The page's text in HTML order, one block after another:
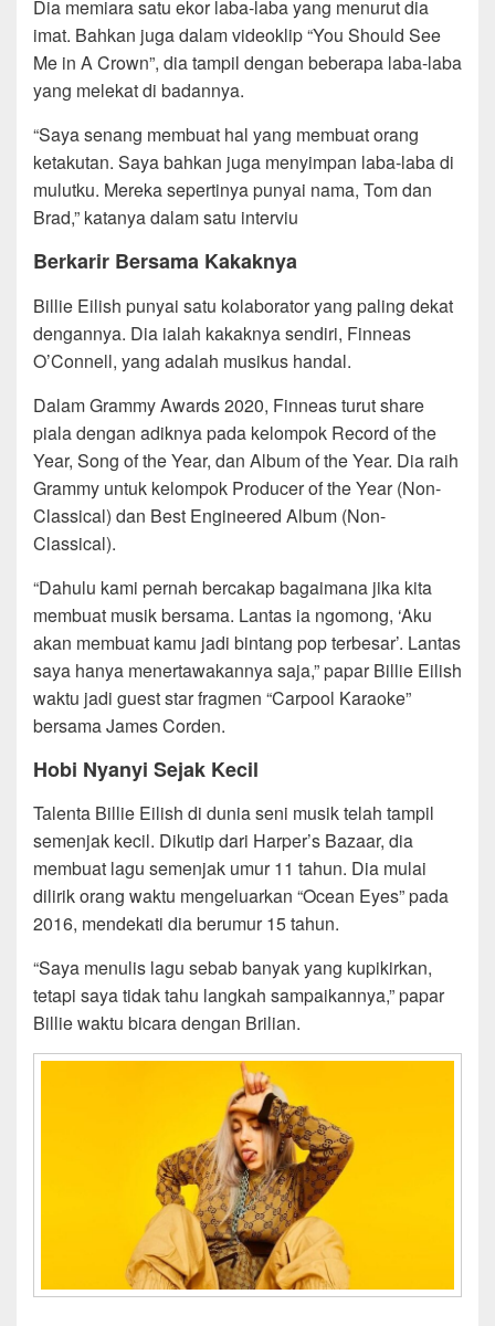
Dia memiara satu ekor laba-laba yang menurut dia
imat. Bahkan juga dalam videoklip “You Should See
Me in A Crown”, dia tampil dengan beberapa laba-laba
yang melekat di badannya.
“Saya senang membuat hal yang membuat orang
ketakutan. Saya bahkan juga menyimpan laba-laba di
mulutku. Mereka sepertinya punyai nama, Tom dan
Brad,” katanya dalam satu interviu
Berkarir Bersama Kakaknya
Billie Eilish punyai satu kolaborator yang paling dekat
dengannya. Dia ialah kakaknya sendiri, Finneas
O’Connell, yang adalah musikus handal.
Dalam Grammy Awards 2020, Finneas turut share
piala dengan adiknya pada kelompok Record of the
Year, Song of the Year, dan Album of the Year. Dia raih
Grammy untuk kelompok Producer of the Year (Non-
Classical) dan Best Engineered Album (Non-
Classical).
“Dahulu kami pernah bercakap bagaimana jika kita
membuat musik bersama. Lantas ia ngomong, ‘Aku
akan membuat kamu jadi bintang pop terbesar’. Lantas
saya hanya menertawakannya saja,” papar Billie Eilish
waktu jadi guest star fragmen “Carpool Karaoke”
bersama James Corden.
Hobi Nyanyi Sejak Kecil
Talenta Billie Eilish di dunia seni musik telah tampil
semenjak kecil. Dikutip dari Harper’s Bazaar, dia
membuat lagu semenjak umur 11 tahun. Dia mulai
dilirik orang waktu mengeluarkan “Ocean Eyes” pada
2016, mendekati dia berumur 15 tahun.
“Saya menulis lagu sebab banyak yang kupikirkan,
tetapi saya tidak tahu langkah sampaikannya,” papar
Billie waktu bicara dengan Brilian.